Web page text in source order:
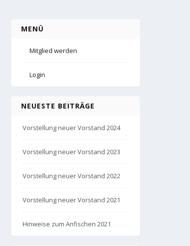
MENÜ
Mitglied werden
Login
NEUESTE BEITRÄGE
Vorstellung neuer Vorstand 2024
Vorstellung neuer Vorstand 2023
Vorstellung neuer Vorstand 2022
Vorstellung neuer Vorstand 2021
Hinweise zum Anfischen 2021